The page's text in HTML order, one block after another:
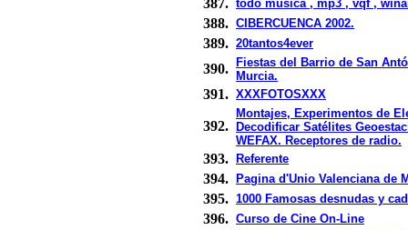
387. todo musica , mp3 , vqf ,
388. CIBERCUENCA 2002.
389. 20tantos4ever
390.
Fiestas del Barrio de San
Murcia.
391. XXXFOTOSXXX
392.
Montajes, Experimentos de
Decodificar Satélites
WEFAX. Receptores de radio.
393. Referente
394. Pagina d'Unio Valenciana de
395. 1000 Famosas desnudas y
396. Curso de Cine On-Line